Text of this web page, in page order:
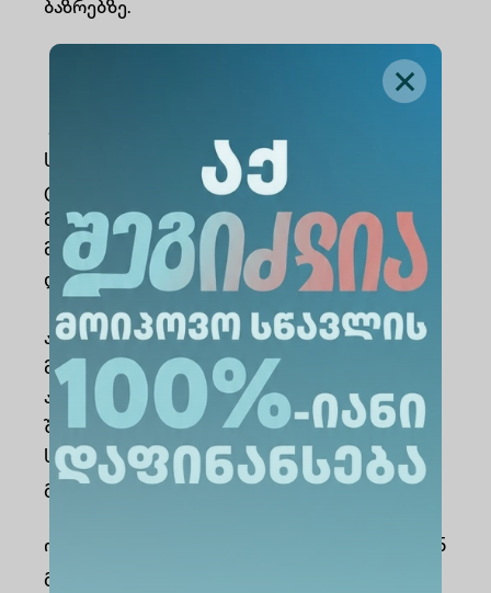
ბაზრებზე.
აანალიზებს ბიზნესთან დაკავშირებულ
საკითხებს და შესაბამისი თანამედროვე
ტექნოლოგიების, ინსტრუმენტებისა და
მეთოდების გამოყენებით აყალიბებს
მონაცემებზე დაფუძნებულ, დასაბუთებულ
დასკვნებსა და რეკომენდაციებს;
აფასებს სამეწარმეო, ფინანსური,
მარკეტინგული, ოპერაციული და
ადამიანური რესურსების განვითარების
შესაძლებლობებს, კორპორაციული
სოციალური პასუხისმგებლობის
გათვალისწინებით;
ორგანიზაციული განვითარების დინამიკიდან
გამომდინარე, ლიდერობასთან და